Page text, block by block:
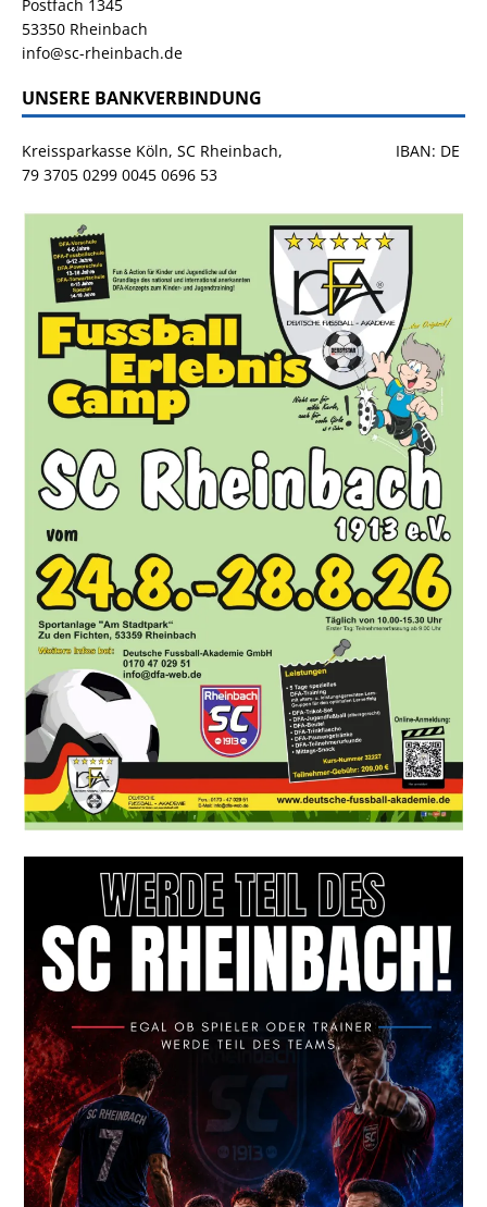
Postfach 1345
53350 Rheinbach
info@sc-rheinbach.de
UNSERE BANKVERBINDUNG
Kreissparkasse Köln, SC Rheinbach, IBAN: DE
79 3705 0299 0045 0696 53